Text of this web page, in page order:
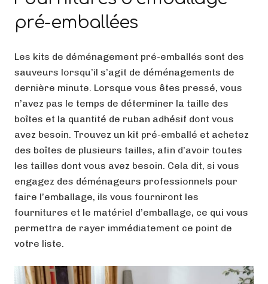
pré-emballées
Les kits de déménagement pré-emballés sont des
sauveurs lorsqu’il s’agit de déménagements de
dernière minute. Lorsque vous êtes pressé, vous
n’avez pas le temps de déterminer la taille des
boîtes et la quantité de ruban adhésif dont vous
avez besoin. Trouvez un kit pré-emballé et achetez
des boîtes de plusieurs tailles, afin d’avoir toutes
les tailles dont vous avez besoin. Cela dit, si vous
engagez des déménageurs professionnels pour
faire l’emballage, ils vous fourniront les
fournitures et le matériel d’emballage, ce qui vous
permettra de rayer immédiatement ce point de
votre liste.